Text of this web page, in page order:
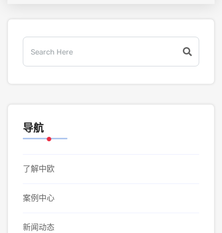
导航
了解中欧
案例中心
新闻动态